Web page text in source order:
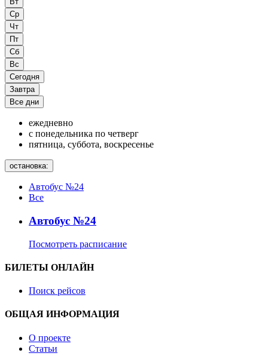
Ср
Чт
Пт
Сб
Вс
Сегодня
Завтра
Все дни
ежедневно
с понедельника по четверг
пятница, суббота, воскресенье
остановка:
Автобус №24
Все
Автобус №24
Посмотреть расписание
БИЛЕТЫ ОНЛАЙН
Поиск рейсов
ОБЩАЯ ИНФОРМАЦИЯ
О проекте
Статьи